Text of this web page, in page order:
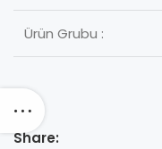
Ürün Grubu :
Share: